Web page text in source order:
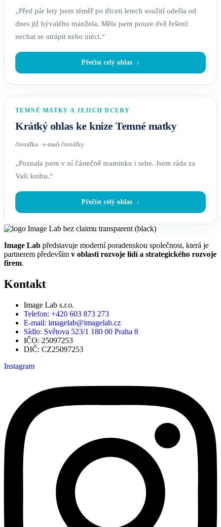
„Před pár lety jsem téměř po třiceti letech soužití odešla od
dnes již bývalého manžela. Měla jsem pouze dvě řešení:
nechat se utrápit nebo utéct.“
Přečíst celý ohlas
TEMNÉ MATKY A JEJICH DCERY
Krátký ohlas ke knize Temné matky
čtenářka · e-mail čtenářky
„Poznala jsem v ní částečně maminku i sebe. Jsem ráda za
Vaši knihu.“
Přečíst celý ohlas
Image Lab představuje moderní poradenskou společnost, která je
partnerem především v oblasti rozvoje lidí a strategického rozvoje
firem.
Kontakt
Image Lab s.r.o.
Telefon: +420 603 873 273
E-mail: imagelab@imagelab.cz
Sídlo: Světova 523/1 180 00 Praha 8
IČO: 25097253
DIČ: CZ25097253
Instagram